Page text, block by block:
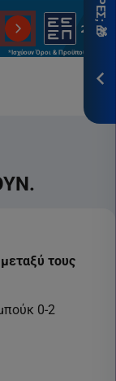
*Ισχύουν Όροι & Προϋποθέσεις
τους
0-2
&